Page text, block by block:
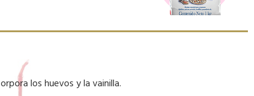
los huevos y la vainilla.